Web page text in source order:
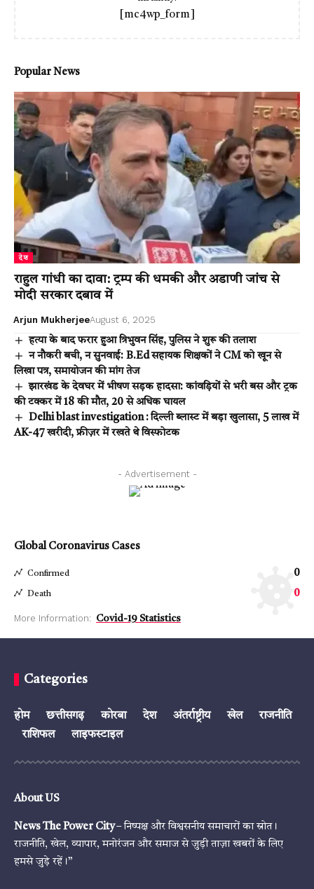
[mc4wp_form]
Popular News
देश
राहुल गांधी का दावा: ट्रम्प की धमकी और अडाणी जांच से
मोदी सरकार दबाव में
Arjun MukherjeeAugust 6, 2025
हत्या के बाद फरार हुआ त्रिभुवन सिंह, पुलिस ने शुरू की तलाश
न नौकरी बची, न सुनवाई: B.Ed सहायक शिक्षकों ने CM को खून से
लिखा पत्र, समायोजन की मांग तेज
झारखंड के देवघर में भीषण सड़क हादसा: कांवड़ियों से भरी बस और ट्रक
की टक्कर में 18 की मौत, 20 से अधिक घायल
Delhi blast investigation : दिल्ली ब्लास्ट में बड़ा खुलासा, 5 लाख में
AK-47 खरीदी, फ्रीज़र में रखते थे विस्फोटक
- Advertisement -
Global Coronavirus Cases
Confirmed 0
Death 0
More Information: Covid-19 Statistics
Categories
होम छत्तीसगढ़ कोरबा देश अंतर्राष्ट्रीय खेल
राजनीति
राशिफल
लाइफस्टाइल
About US
News The Power City– निष्पक्ष और विश्वसनीय समाचारों का स्रोत।
राजनीति, खेल, व्यापार, मनोरंजन और समाज से जुड़ी ताज़ा खबरों के लिए
हमसे जुड़े रहें।”